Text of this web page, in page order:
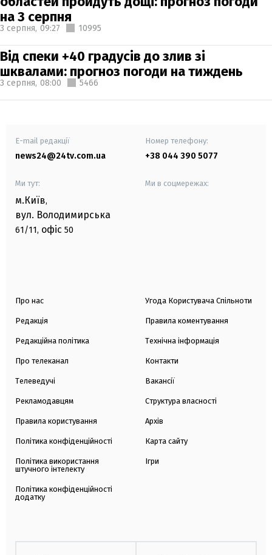
на 3 серпня
3 серпня, 09:27 10995
Від спеки +40 градусів до злив зі
шквалами: прогноз погоди на тиждень
3 серпня, 08:00 5466
E-mail редакції
news24@24tv.com.ua
Номер телефону:
+38 044 390 5077
Ми тут:
м.Київ,
вул. Володимирська
61/11, офіс 50
Ми в соцмережах:
Про нас
Редакція
Редакційна політика
Про телеканал
Телеведучі
Рекламодавцям
Правила користування
Політика конфіденційності
Політика використання
штучного інтелекту
Політика конфіденційності
додатку
Угода Користувача Спільноти
Правила коментування
Технічна інформація
Контакти
Вакансії
Структура власності
Архів
Карта сайту
Ігри